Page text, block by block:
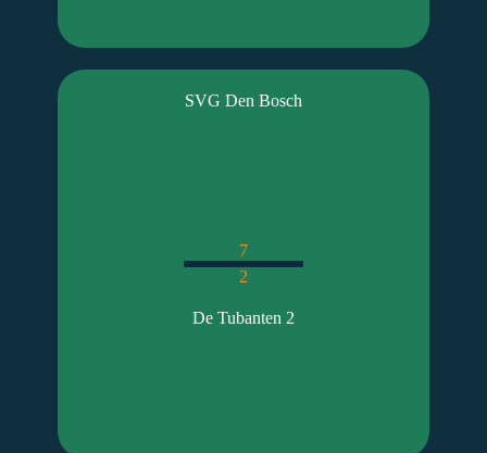
SVG Den Bosch
7
2
De Tubanten 2